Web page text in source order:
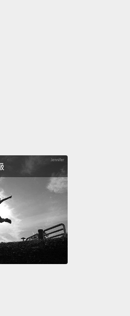
"mother."
我是一位母親，而...當我聽到「媽媽
They're just people that care for
you; got your back.
她們就是關愛你、為你留心的人；支
I don't know, my mom is the best.
that you can say about your mother.